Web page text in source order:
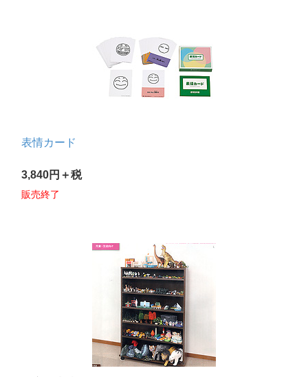
表情カード
3,840円＋税
販売終了